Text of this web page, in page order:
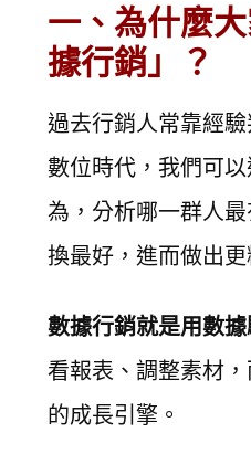
一、為什麼
據行銷」？
過去行銷人常靠經
數位時代，我們可
為，分析哪一群人
換最好，進而做出更
數據行銷就是用數
看報表、調整素材
的成長引擎。